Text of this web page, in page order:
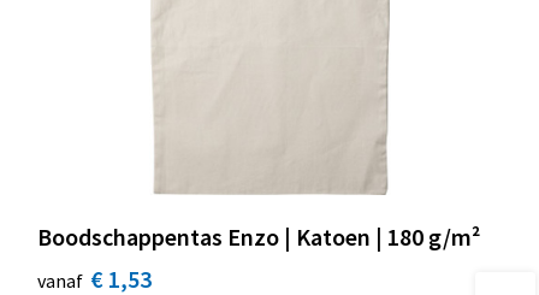
Boodschappentas Enzo | Katoen | 180 g/m²
vanaf € 1,53